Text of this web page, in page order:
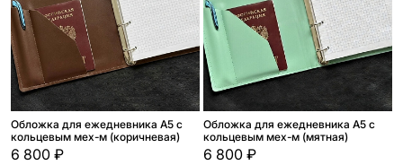
Обложка для ежедневника А5 с
кольцевым мех-м (коричневая)
6 800 ₽
Обложка для ежедневника А5 с
кольцевым мех-м (мятная)
6 800 ₽